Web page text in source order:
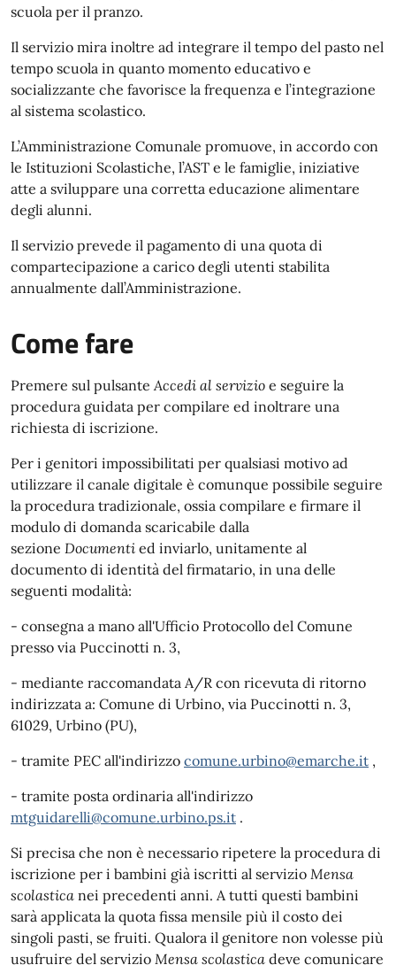
scuola per il pranzo.
Il servizio mira inoltre ad integrare il tempo del pasto nel
tempo scuola in quanto momento educativo e
socializzante che favorisce la frequenza e l’integrazione
al sistema scolastico.
L’Amministrazione Comunale promuove, in accordo con
le Istituzioni Scolastiche, l’AST e le famiglie, iniziative
atte a sviluppare una corretta educazione alimentare
degli alunni.
Il servizio prevede il pagamento di una quota di
compartecipazione a carico degli utenti stabilita
annualmente dall’Amministrazione.
Come fare
Premere sul pulsanteAccedi al servizio e seguire la
procedura guidata per compilare ed inoltrare una
richiesta di iscrizione.
Per i genitori impossibilitati per qualsiasi motivo ad
utilizzare il canale digitale è comunque possibile seguire
la procedura tradizionale, ossia compilare e firmare il
modulo di domanda scaricabile dalla
sezione Documenti ed inviarlo, unitamente al
documento di identità del firmatario, in una delle
seguenti modalità:
- consegna a mano all'Ufficio Protocollo del Comune
presso via Puccinotti n. 3,
- mediante raccomandata A/R con ricevuta di ritorno
indirizzata a: Comune di Urbino, via Puccinotti n. 3,
61029, Urbino (PU),
- tramite PEC all'indirizzo comune.urbino@emarche.it ,
- tramite posta ordinaria all'indirizzo
mtguidarelli@comune.urbino.ps.it .
Si precisa che non è necessario ripetere la procedura di
iscrizione per i bambini già iscritti al servizio Mensa
scolastica nei precedenti anni. A tutti questi bambini
sarà applicata la quota fissa mensile più il costo dei
singoli pasti, se fruiti. Qualora il genitore non volesse più
usufruire del servizio Mensa scolastica deve comunicare